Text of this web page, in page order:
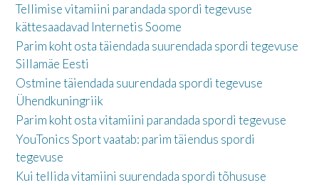
Tellimise vitamiini parandada spordi tegevuse
kättesaadavad Internetis Soome
Parim koht osta täiendada suurendada spordi tegevuse
Sillamäe Eesti
Ostmine täiendada suurendada spordi tegevuse
Ühendkuningriik
Parim koht osta vitamiini parandada spordi tegevuse
YouTonics Sport vaatab: parim täiendus spordi
tegevuse
Kui tellida vitamiini suurendada spordi tõhususe